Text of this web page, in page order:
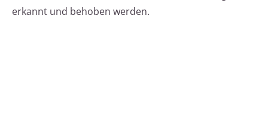
erkannt und behoben werden.